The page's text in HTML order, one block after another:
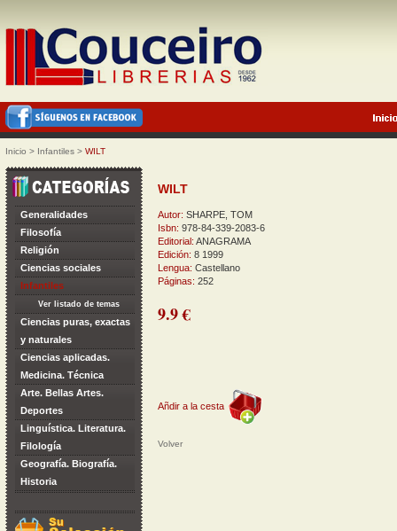
Inicio > Infantiles > WILT
Generalidades
Filosofía
Religión
Ciencias sociales
Infantiles
Ver listado de temas
Ciencias puras, exactas
y naturales
Ciencias aplicadas.
Medicina. Técnica
Arte. Bellas Artes.
Deportes
Linguística. Literatura.
Filología
Geografía. Biografía.
Historia
WILT
Autor: SHARPE, TOM
Isbn: 978-84-339-2083-6
Editorial: ANAGRAMA
Edición: 8 1999
Lengua: Castellano
Páginas: 252
9.9 €
Añdir a la cesta
Volver